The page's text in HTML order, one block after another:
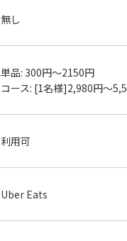
無し
単品: 300円〜2150円
コース: [1名様]2,980円～
利用可
Uber Eats